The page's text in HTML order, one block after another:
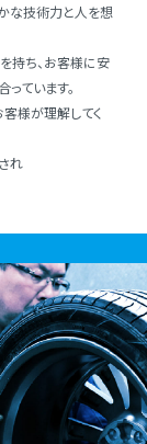
な技術⼒と⼈を想
持ち、お客様に安
ています。
様が理解してく
れ